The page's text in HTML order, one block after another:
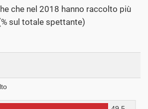
che nel 2018 hanno raccolto più
sul totale spettante)